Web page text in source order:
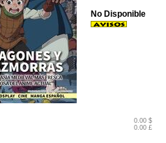
0.00 $
0.00 £
No Disponible